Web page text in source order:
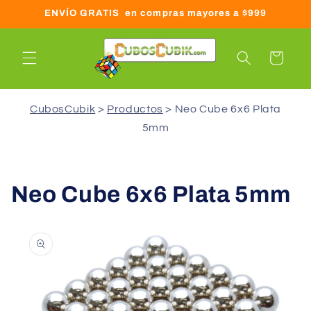
directamente
al contenido
ENVÍO GRATIS en compras mayores a $999
Carrito
CubosCubik Productos
Neo Cube 6x6 Plata
5mm
Neo Cube 6x6 Plata 5mm
información